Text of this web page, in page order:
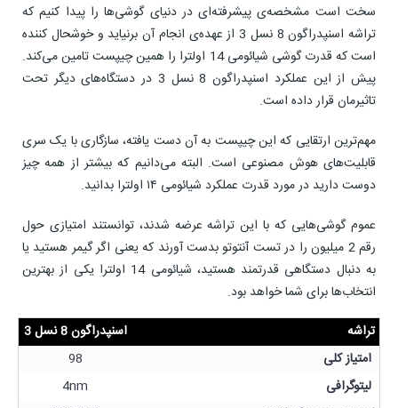
سخت است مشخصه‌ی پیشرفته‌ای در دنیای گوشی‌ها را پیدا کنیم که
تراشه اسنپدراگون 8 نسل 3 از عهده‌ی انجام آن برنیاید و خوشحال کننده
است که قدرت گوشی شیائومی 14 اولترا را همین چیپست تامین می‌کند.
پیش از این عملکرد اسنپدراگون 8 نسل 3 در دستگاه‌های دیگر تحت
تاثیرمان قرار داده است.
مهم‌ترین ارتقایی که این چیپست به آن دست یافته، سازگاری با یک سری
قابلیت‌های هوش مصنوعی است. البته می‌دانیم که بیشتر از همه چیز
دوست دارید در مورد قدرت عملکرد شیائومی ۱۴ اولترا بدانید.
عموم گوشی‌هایی که با این تراشه عرضه شدند، توانستند امتیازی حول
رقم 2 میلیون را در تست آنتوتو بدست آورند که یعنی اگر گیمر هستید یا
به دنبال دستگاهی قدرتمند هستید، شیائومی 14 اولترا یکی از بهترین
انتخاب‌ها برای شما خواهد بود.
تراشه
اسنپدراگون 8 نسل 3
امتیاز کلی
98
لیتوگرافی
4nm